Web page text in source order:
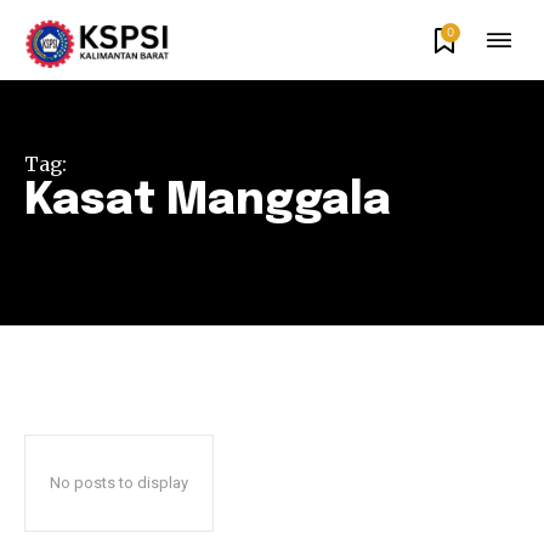
0
Tag:
Kasat Manggala
No posts to display